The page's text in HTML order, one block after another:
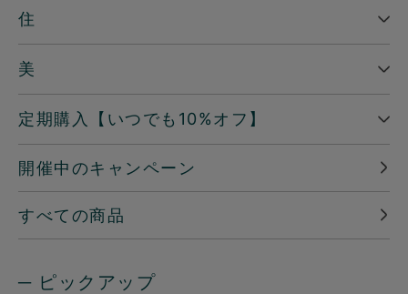
住
美
定期購入【いつでも10%オフ】
開催中のキャンペーン
すべての商品
─ ピックアップ